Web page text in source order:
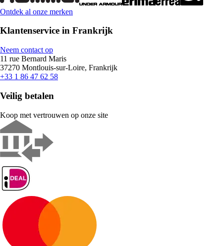
Ontdek al onze merken
Klantenservice in Frankrijk
Neem contact op
11 rue Bernard Maris
37270 Montlouis-sur-Loire, Frankrijk
+33 1 86 47 62 58
Veilig betalen
Koop met vertrouwen op onze site